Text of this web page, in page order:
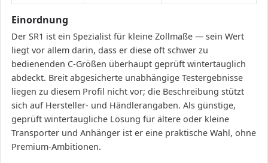
Einordnung
Der SR1 ist ein Spezialist für kleine Zollmaße — sein Wert
liegt vor allem darin, dass er diese oft schwer zu
bedienenden C-Größen überhaupt geprüft wintertauglich
abdeckt. Breit abgesicherte unabhängige Testergebnisse
liegen zu diesem Profil nicht vor; die Beschreibung stützt
sich auf Hersteller- und Händlerangaben. Als günstige,
geprüft wintertaugliche Lösung für ältere oder kleine
Transporter und Anhänger ist er eine praktische Wahl, ohne
Premium-Ambitionen.